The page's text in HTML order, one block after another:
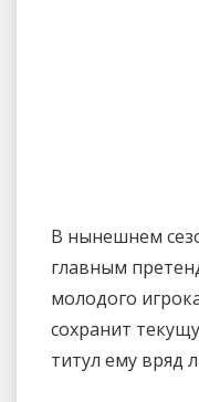
В нынешнем
главным
молодого
сохранит
титул ему вряд